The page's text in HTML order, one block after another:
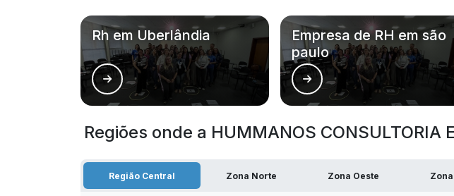
Rh em Uberlândia
Empresa de RH em são
paulo
Regiões onde a HUMMANOS
Região Central Zona Norte Zona Oeste